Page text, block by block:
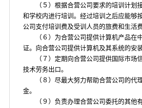
（５）根据合营公司要求的培训计
和学校内进行培训。经过培训之后应能够
公司支付培训费及受训人员的旅费和生活费
（６）为合营公司提供计算机产品
证。向合营公司提供计算机及其系统的安
（７）定期向合营公司提供国际市
技术劳务出口。
（８）尽最大努力帮助合营公司的
金。
（９）负责办理合营公司委托的其他